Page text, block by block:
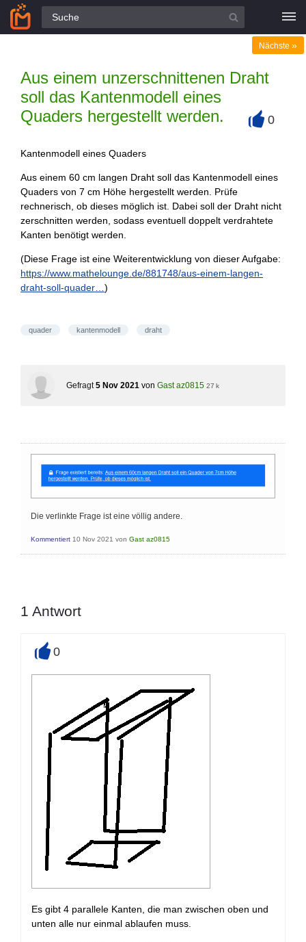
Alle Fragen
Aus einem unzerschnittenen Draht
soll das Kantenmodell eines
Quaders hergestellt werden.
Nächste »
0
Kantenmodell eines Quaders
Aus einem 60 cm langen Draht soll das Kantenmodell eines
Quaders von 7 cm Höhe hergestellt werden. Prüfe
rechnerisch, ob dieses möglich ist. Dabei soll der Draht nicht
zerschnitten werden, sodass eventuell doppelt verdrahtete
Kanten benötigt werden.
(Diese Frage ist eine Weiterentwicklung von dieser Aufgabe:
https://www.mathelounge.de/881748/aus-einem-langen-
draht-soll-quader… )
quader kantenmodell draht
Gefragt 5 Nov 2021 von Gast az0815 27 k
Die verlinkte Frage ist eine völlig andere.
Kommentiert 10 Nov 2021 von Gast az0815
1 Antwort
+
0
Es gibt 4 parallele Kanten, die man zwischen oben und
unten alle nur einmal ablaufen muss.